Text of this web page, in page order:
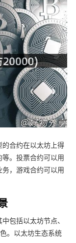
合约在以太坊上得
。投票合约可以用
，游戏合约可以用
包括以太坊节点、
。以太坊生态系统